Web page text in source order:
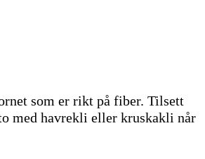
som er rikt på fiber. Tilsett
med havrekli eller kruskakli når